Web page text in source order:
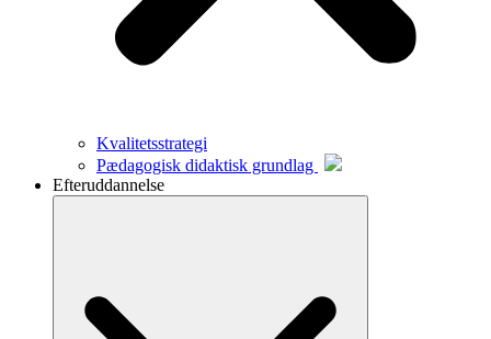
Kvalitetsstrategi
Pædagogisk didaktisk grundlag
Efteruddannelse